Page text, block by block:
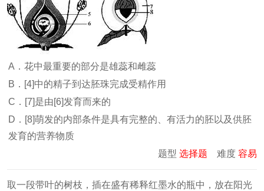
A．花中最重要的部分是雄蕊和雌蕊
B．[4]中的精子到达胚珠完成受精作用
C．[7]是由[6]发育而来的
D．[8]萌发的内部条件是具有完整的、有活力的胚以及供胚
发育的营养物质
题型 选择题 难度 容易
取一段带叶的树枝，插在盛有稀释红墨水的瓶中，放在阳光